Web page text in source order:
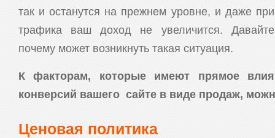
так и останутся на прежнем уровне, и даже
трафика ваш доход не увеличится. Давайте
почему может возникнуть такая ситуация.
К факторам, которые имеют прямое
конверсий вашего сайте в виде продаж,
Ценовая политика